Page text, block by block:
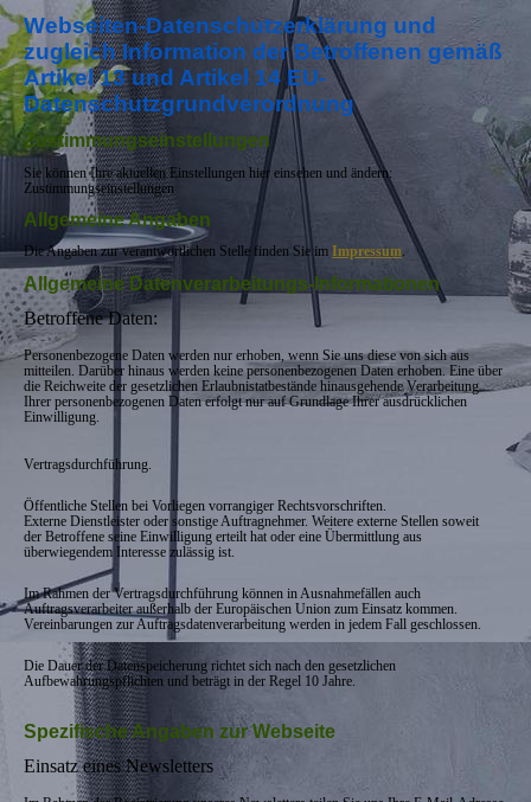
Webseiten-Datenschutzerklärung und
zugleich Information der Betroffenen gemäß
Artikel 13 und Artikel 14 EU-
Datenschutzgrundverordnung
Zustimmungseinstellungen
Sie können Ihre aktuellen Einstellungen hier einsehen und ändern:
Zustimmungseinstellungen
Allgemeine Angaben
Die Angaben zur verantwortlichen Stelle finden Sie im Impressum.
Allgemeine Datenverarbeitungs-Informationen
Betroffene Daten:
Personenbezogene Daten werden nur erhoben, wenn Sie uns diese von sich aus
mitteilen. Darüber hinaus werden keine personenbezogenen Daten erhoben. Eine über
die Reichweite der gesetzlichen Erlaubnistatbestände hinausgehende Verarbeitung
Ihrer personenbezogenen Daten erfolgt nur auf Grundlage Ihrer ausdrücklichen
Einwilligung.
Vertragsdurchführung.
Öffentliche Stellen bei Vorliegen vorrangiger Rechtsvorschriften.
Externe Dienstleister oder sonstige Auftragnehmer. Weitere externe Stellen soweit
der Betroffene seine Einwilligung erteilt hat oder eine Übermittlung aus
überwiegendem Interesse zulässig ist.
Im Rahmen der Vertragsdurchführung können in Ausnahmefällen auch
Auftragsverarbeiter außerhalb der Europäischen Union zum Einsatz kommen.
Vereinbarungen zur Auftragsdatenverarbeitung werden in jedem Fall geschlossen.
Die Dauer der Datenspeicherung richtet sich nach den gesetzlichen
Aufbewahrungspflichten und beträgt in der Regel 10 Jahre.
Spezifische Angaben zur Webseite
Einsatz eines Newsletters